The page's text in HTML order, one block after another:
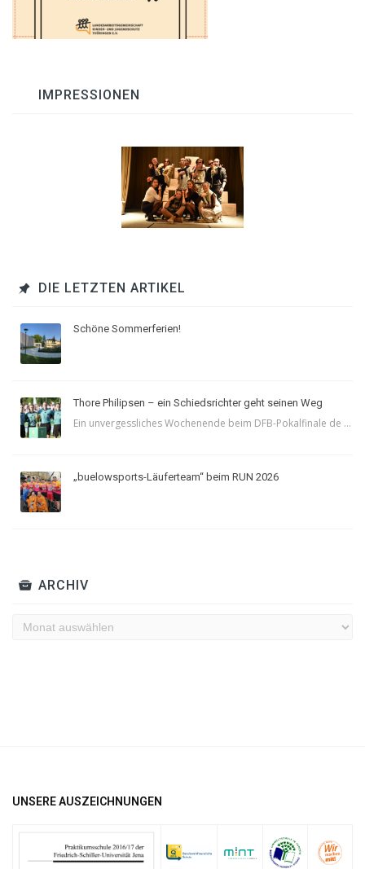
IMPRESSIONEN
DIE LETZTEN ARTIKEL
Schöne Sommerferien!
Thore Philipsen – ein Schiedsrichter geht seinen Weg
Ein unvergessliches Wochenende beim DFB-Pokalfinale de ...
„buelowsports-Läuferteam“ beim RUN 2026
ARCHIV
Archiv
UNSERE AUSZEICHNUNGEN